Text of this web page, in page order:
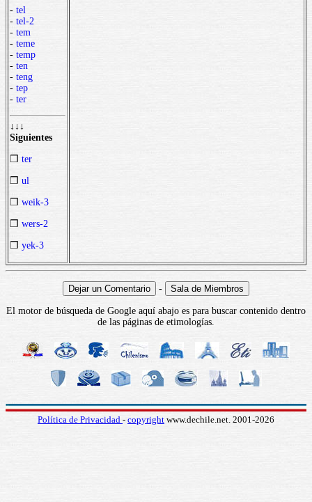
- tel
- tel-2
- tem
- teme
- temp
- ten
- teng
- tep
- ter
↓↓↓
Siguientes
❒ ter
❒ ul
❒ weik-3
❒ wers-2
❒ yek-3
-
El motor de búsqueda de Google aquí abajo es para buscar contenido dentro
de las páginas de etimologías.
Política de Privacidad - copyright www.dechile.net. 2001-2026